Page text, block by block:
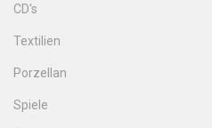
CD's
Textilien
Porzellan
Spiele